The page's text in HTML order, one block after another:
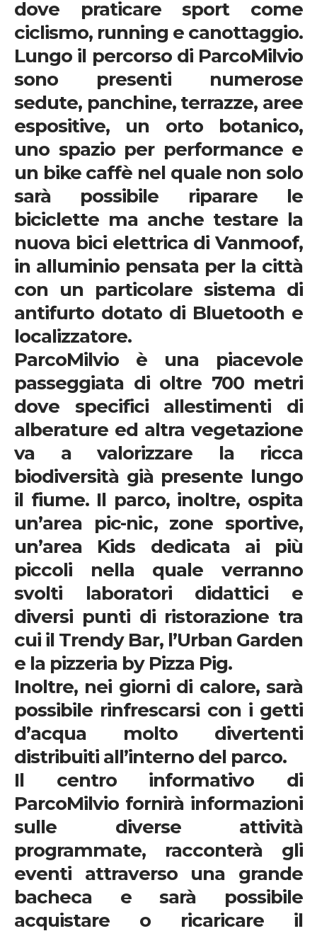
dove praticare sport come
ciclismo, running e canottaggio.
Lungo il percorso di ParcoMilvio
sono presenti numerose
sedute, panchine, terrazze, aree
espositive, un orto botanico,
uno spazio per performance e
un bike caffè nel quale non solo
sarà possibile riparare le
biciclette ma anche testare la
nuova bici elettrica di Vanmoof,
in alluminio pensata per la città
con un particolare sistema di
antifurto dotato di Bluetooth e
localizzatore.
ParcoMilvio è una piacevole
passeggiata di oltre 700 metri
dove specifici allestimenti di
alberature ed altra vegetazione
va a valorizzare la ricca
biodiversità già presente lungo
il fiume. Il parco, inoltre, ospita
un’area pic-nic, zone sportive,
un’area Kids dedicata ai più
piccoli nella quale verranno
svolti laboratori didattici e
diversi punti di ristorazione tra
cui il Trendy Bar, l’Urban Garden
e la pizzeria by Pizza Pig.
Inoltre, nei giorni di calore, sarà
possibile rinfrescarsi con i getti
d’acqua molto divertenti
distribuiti all’interno del parco.
Il centro informativo di
ParcoMilvio fornirà informazioni
sulle diverse attività
programmate, racconterà gli
eventi attraverso una grande
bacheca e sarà possibile
acquistare o ricaricare il